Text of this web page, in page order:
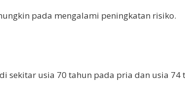
pada mengalami peningkatan risiko.
sekitar usia 70 tahun pada pria dan usia 74